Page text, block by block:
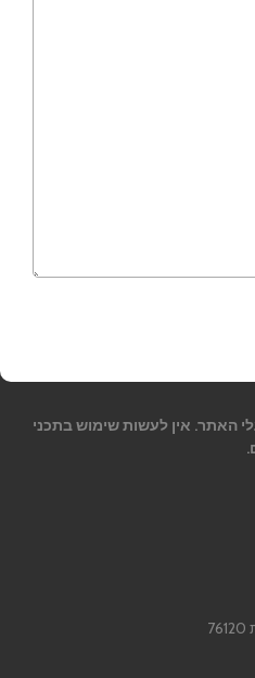
האתר. אין לעשות שימוש בתכני